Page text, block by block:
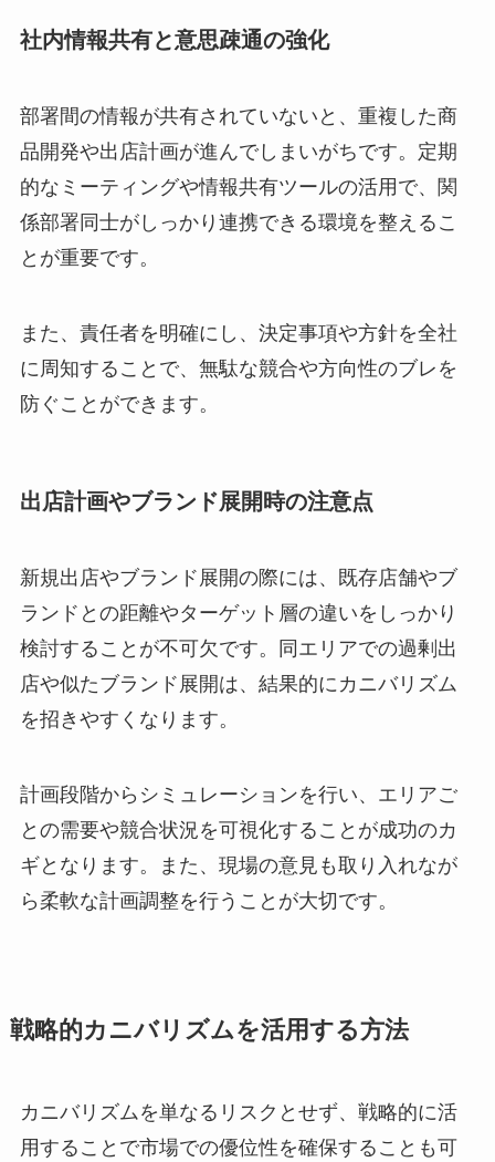
社内情報共有と意思疎通の強化
部署間の情報が共有されていないと、重複した商
品開発や出店計画が進んでしまいがちです。定期
的なミーティングや情報共有ツールの活用で、関
係部署同士がしっかり連携できる環境を整えるこ
とが重要です。
また、責任者を明確にし、決定事項や方針を全社
に周知することで、無駄な競合や方向性のブレを
防ぐことができます。
出店計画やブランド展開時の注意点
新規出店やブランド展開の際には、既存店舗やブ
ランドとの距離やターゲット層の違いをしっかり
検討することが不可欠です。同エリアでの過剰出
店や似たブランド展開は、結果的にカニバリズム
を招きやすくなります。
計画段階からシミュレーションを行い、エリアご
との需要や競合状況を可視化することが成功のカ
ギとなります。また、現場の意見も取り入れなが
ら柔軟な計画調整を行うことが大切です。
戦略的カニバリズムを活用する方法
カニバリズムを単なるリスクとせず、戦略的に活
用することで市場での優位性を確保することも可